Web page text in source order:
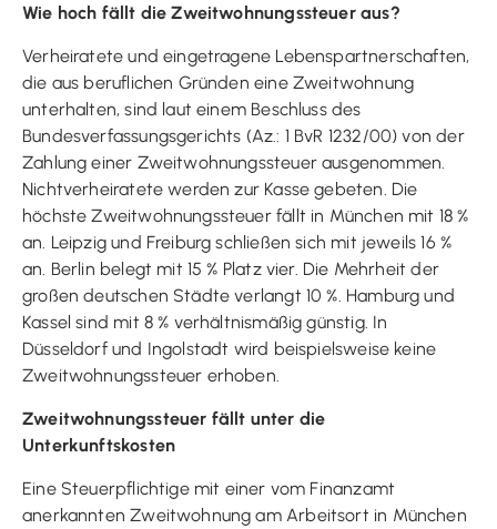
Wie hoch fällt die Zweitwohnungssteuer aus?
Verheiratete und eingetragene Lebenspartnerschaften,
die aus beruflichen Gründen eine Zweitwohnung
unterhalten, sind laut einem Beschluss des
Bundesverfassungsgerichts (Az.: 1 BvR 1232/00) von der
Zahlung einer Zweitwohnungssteuer ausgenommen.
Nichtverheiratete werden zur Kasse gebeten. Die
höchste Zweitwohnungssteuer fällt in München mit 18 %
an. Leipzig und Freiburg schließen sich mit jeweils 16 %
an. Berlin belegt mit 15 % Platz vier. Die Mehrheit der
großen deutschen Städte verlangt 10 %. Hamburg und
Kassel sind mit 8 % verhältnismäßig günstig. In
Düsseldorf und Ingolstadt wird beispielsweise keine
Zweitwohnungssteuer erhoben.
Zweitwohnungssteuer fällt unter die
Unterkunftskosten
Eine Steuerpflichtige mit einer vom Finanzamt
anerkannten Zweitwohnung am Arbeitsort in München